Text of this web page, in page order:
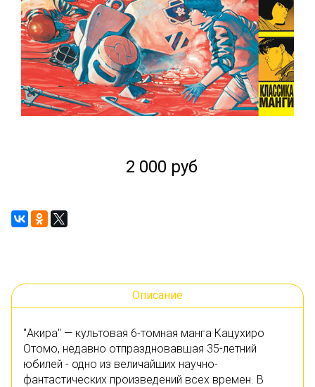
2 000 руб
Описание
"Акира" — культовая 6-томная манга Кацухиро
Отомо, недавно отпраздновавшая 35-летний
юбилей - одно из величайших научно-
фантастических произведений всех времен. В